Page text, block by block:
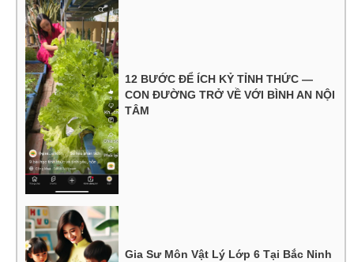
12 BƯỚC ĐỂ ÍCH KỶ TỈNH THỨC —
CON ĐƯỜNG TRỞ VỀ VỚI BÌNH AN NỘI
TÂM
Gia Sư Môn Vật Lý Lớp 6 Tại Bắc Ninh